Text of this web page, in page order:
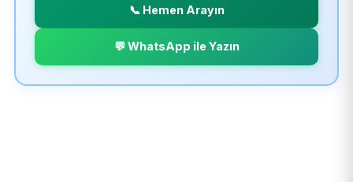
📞 Hemen Arayın
💬 WhatsApp ile Yazın